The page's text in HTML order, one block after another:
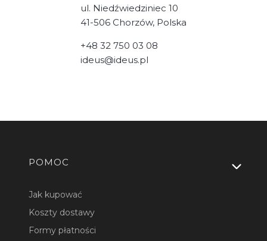
ul. Niedźwiedziniec 10
41-506 Chorzów, Polska
+48 32 750 03 08
ideus@ideus.pl
Linki w stopce
POMOC
Jak kupować
Koszty dostawy
Formy płatności